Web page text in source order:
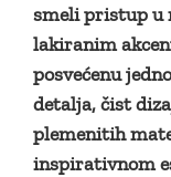
smeli pristup u
lakiranim
posvećenu
detalja, čist
plemenitih
inspirativnom